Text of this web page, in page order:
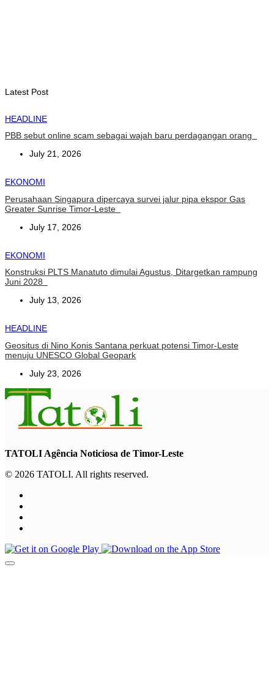
Latest Post
HEADLINE
PBB sebut online scam sebagai wajah baru perdagangan orang
July 21, 2026
EKONOMI
Perusahaan Singapura dipercaya survei jalur pipa ekspor Gas
Greater Sunrise Timor-Leste
July 17, 2026
EKONOMI
Konstruksi PLTS Manatuto dimulai Agustus, Ditargetkan rampung
Juni 2028
July 13, 2026
HEADLINE
Geositus di Nino Konis Santana perkuat potensi Timor-Leste
menuju UNESCO Global Geopark
July 23, 2026
TATOLI Agência Noticiosa de Timor-Leste
© 2026 TATOLI. All rights reserved.